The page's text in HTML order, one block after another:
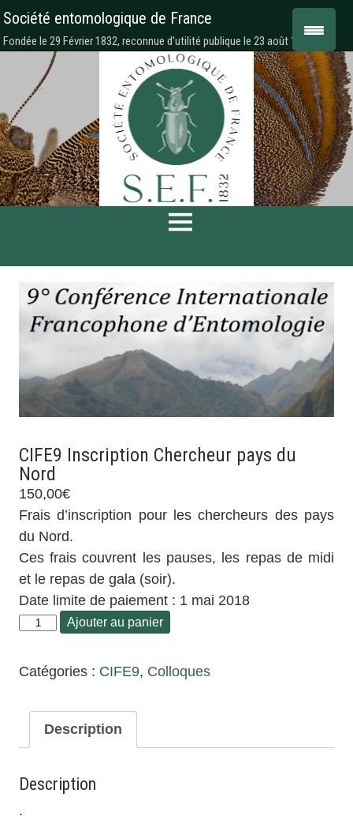
Société entomologique de France
Fondée le 29 Février 1832, reconnue d'utilité publique le 23 août 1878
CIFE9 Inscription Chercheur pays du
Nord
150,00€
Frais d’inscription pour les chercheurs des pays
du Nord.
Ces frais couvrent les pauses, les repas de midi
et le repas de gala (soir).
Date limite de paiement : 1 mai 2018
Ajouter au panier
Catégories : CIFE9, Colloques
Description
Description
.